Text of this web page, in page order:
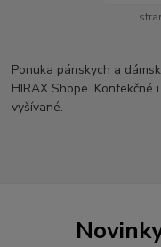
Ponuka pánskych a
HIRAX Shope. Konfekčné
vyšívané.